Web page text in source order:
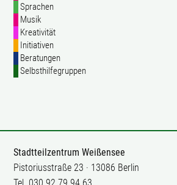
Sprachen
Musik
Kreativität
Initiativen
Beratungen
Selbsthilfegruppen
Stadtteilzentrum Weißensee
Pistoriusstraße 23 · 13086 Berlin